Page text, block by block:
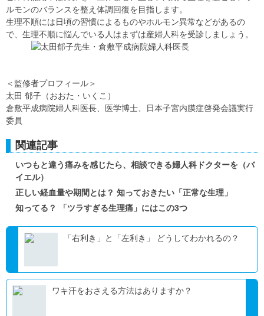
ルモンのバランスを整え体調回復を目指します。
生理不順には日頃の習慣によるものやホルモン異常などがあるの
で、生理不順に悩んでいる人はまずは産婦人科を受診しましょう。
＜監修者プロフィール＞
太田 郁子（おおた・いくこ）
倉敷平成病院婦人科医長、医学博士、日本子宮内膜症啓発会議実行
委員
関連記事
いつもと違う痛みを感じたら、相談できる婦人科ドクターを（バ
イエル）
正しい経血量や期間とは？ 知っておきたい「正常な生理」
知ってる？ 「ツラすぎる生理痛」にはこの3つ
「右利き」と「左利き」 どうしてわかれるの？
ワキ汗をおさえる方法はありますか？